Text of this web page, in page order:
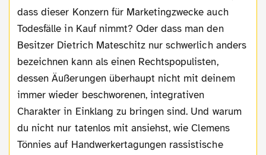
dass dieser Konzern für Marketingzwecke auch
Todesfälle in Kauf nimmt? Oder dass man den
Besitzer Dietrich Mateschitz nur schwerlich anders
bezeichnen kann als einen Rechtspopulisten,
dessen Äußerungen überhaupt nicht mit deinem
immer wieder beschworenen, integrativen
Charakter in Einklang zu bringen sind. Und warum
du nicht nur tatenlos mit ansiehst, wie Clemens
Tönnies auf Handwerkertagungen rassistische